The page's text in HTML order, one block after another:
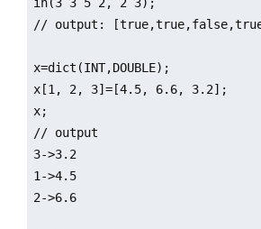
// output:
x=dict(INT,DOUBLE);
x[1, 2, 3]=[4.5, 6.6, 3.2];
x;
// output
3->3.2
1->4.5
2->6.6